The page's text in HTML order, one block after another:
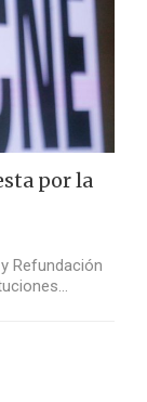
por la
Refundación